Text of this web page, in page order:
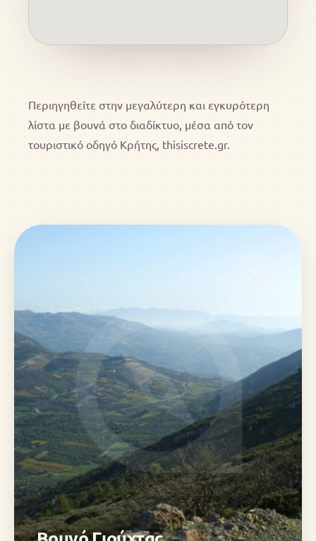
Περιηγηθείτε στην μεγαλύτερη και εγκυρότερη
λίστα με βουνά στο διαδίκτυο, μέσα από τον
τουριστικό οδηγό Κρήτης, thisiscrete.gr.